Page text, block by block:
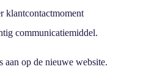
klantcontactmoment
communicatiemiddel.
aan op de nieuwe website.